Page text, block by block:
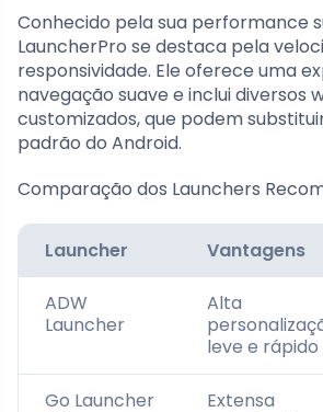
Conhecido pela sua performance
LauncherPro se destaca pela
responsividade. Ele oferece uma
navegação suave e inclui diversos
customizados, que podem
padrão do Android.
Comparação dos Launchers
Launcher Vantagens
ADW
Launcher
Alta
leve e rápido
Go Launcher
Extensa